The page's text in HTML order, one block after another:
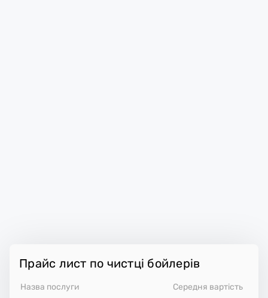
Прайс лист по чистці бойлерів
Назва послуги Середня вартість